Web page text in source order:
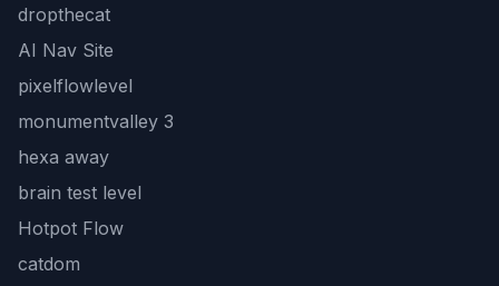
dropthecat
AI Nav Site
pixelflowlevel
monumentvalley 3
hexa away
brain test level
Hotpot Flow
catdom